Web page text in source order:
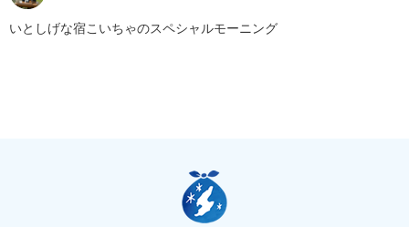
いとしげな宿こいちゃのスペシャルモーニング